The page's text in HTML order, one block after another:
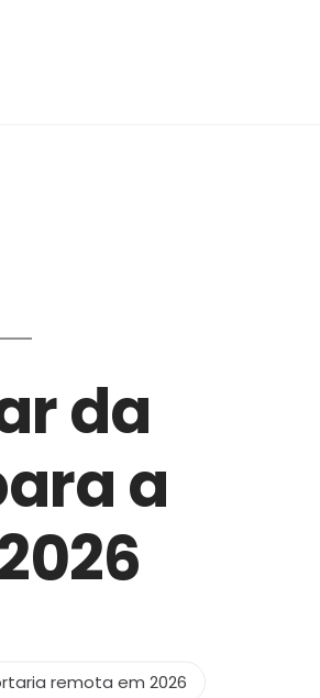
da
a
remota em 2026